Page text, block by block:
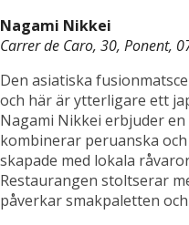
Nagami Nikkei
Carrer de Caro, 30, Ponent,
Den asiatiska
och här är ytterligare ett
Nagami Nikkei erbjuder
kombinerar peruanska
skapade med lokala
Restaurangen stoltserar
påverkar smakpaletten